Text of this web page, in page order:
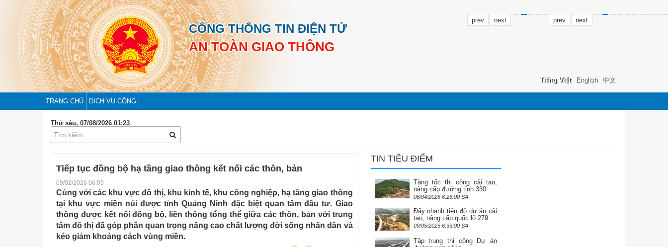
prev next prev next
CỔNG THÔNG TIN ĐIỆN TỬ
AN TOÀN GIAO THÔNG
Tiếng Việt English 中文
TRANG CHỦ DỊCH VỤ CÔNG
Thứ sáu, 07/08/2026 01:23
Tiếp tục đồng bộ hạ tầng giao thông kết nối các thôn, bản
09/02/2026 06:09
Cùng với các khu vực đô thị, khu kinh tế, khu công nghiệp, hạ tầng giao thông
tại khu vực miền núi được tỉnh Quảng Ninh đặc biệt quan tâm đầu tư. Giao
thông được kết nối đồng bộ, liên thông tổng thể giữa các thôn, bản với trung
tâm đô thị đã góp phần quan trọng nâng cao chất lượng đời sống nhân dân và
kéo giảm khoảng cách vùng miền.
TIN TIÊU ĐIỂM
Tăng tốc thi công cải tạo,
nâng cấp đường tỉnh 330
06/04/2026 6:26:00 SA
Đẩy nhanh tiến độ dự án cải
tạo, nâng cấp quốc lộ 279
09/05/2025 6:33:00 SA
Tập trung thi công Dự án